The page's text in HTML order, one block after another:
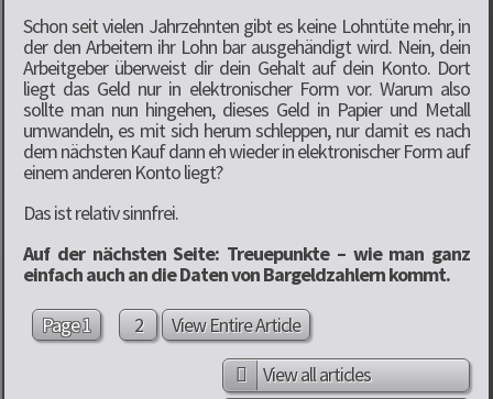
Schon seit vielen Jahrzehnten gibt es keine Lohntüte mehr, in
der den Arbeitern ihr Lohn bar ausgehändigt wird. Nein, dein
Arbeitgeber überweist dir dein Gehalt auf dein Konto. Dort
liegt das Geld nur in elektronischer Form vor. Warum also
sollte man nun hingehen, dieses Geld in Papier und Metall
umwandeln, es mit sich herum schleppen, nur damit es nach
dem nächsten Kauf dann eh wieder in elektronischer Form auf
einem anderen Konto liegt?
Das ist relativ sinnfrei.
Auf der nächsten Seite: Treuepunkte – wie man ganz
einfach auch an die Daten von Bargeldzahlern kommt.
Page 1
2
View Entire Article
View all articles